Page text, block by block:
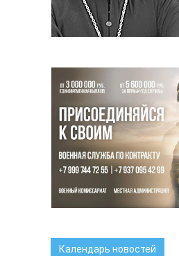
Календарь новостей